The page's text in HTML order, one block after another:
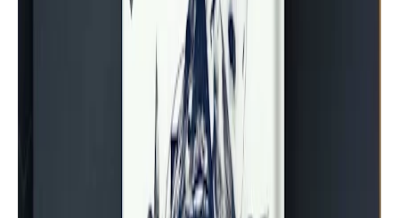
أفضل 5 كتب لاحتراف الكتابة وتعلمها
وتنمية موهبة الكتابة | موقع أسرد |